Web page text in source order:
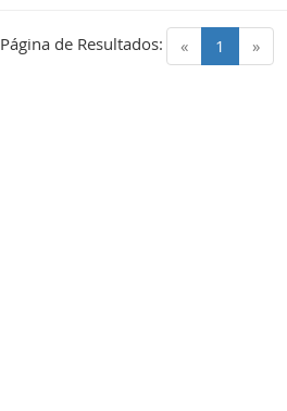
« 1 (current)
»
Página de Resultados: